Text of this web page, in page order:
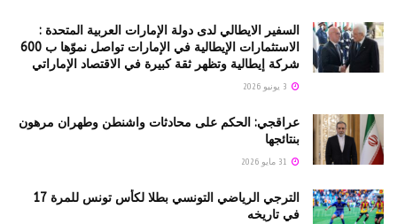
السفير الايطالي لدى دولة الإمارات العربية المتحدة :
الاستثمارات الإيطالية في الإمارات تواصل نموّها ب 600
شركة إيطالية وتظهر ثقة كبيرة في الاقتصاد الإماراتي
عراقجي: الحكم على محادثات واشنطن وطهران مرهون
بنتائجها
الترجي الرياضي التونسي بطلا لكأس تونس للمرة 17
في تاريخه